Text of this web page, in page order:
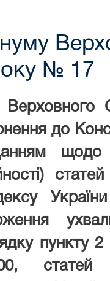
№ 17
до
щодо
пункту
статей